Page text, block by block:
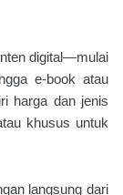
digital—mulai
e-book atau
harga dan jenis
khusus untuk
langsung dari